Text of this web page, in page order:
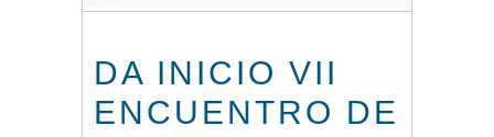
DA INICIO VII
ENCUENTRO DE